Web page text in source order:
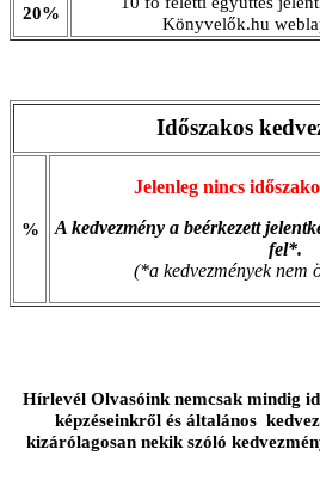
20%
Könyvelők.hu
Időszakos
%
Jelenleg nincs
A kedvezmény a beérkezett
fel*.
(*a kedvezmények nem
Hírlevél Olvasóink nemcsak mindig
képzéseinkről és általános
kizárólagosan nekik szóló